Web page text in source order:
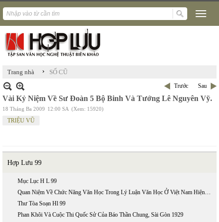
Trang nhà › SỐ CŨ
Trước Sau
Vài Kỷ Niệm Về Sư Đoàn 5 Bộ Binh Và Tướng Lê Nguyên Vỹ.
18 Tháng Ba 2009 12:00 SA (Xem: 15920)
TRIỆU VŨ
Hợp Lưu 99
Mục Lục H L 99
Quan Niệm Về Chức Năng Văn Học Trong Lý Luận Văn Học Ở Việt Nam Hiện Nay
Thư Tòa Soạn Hl 99
Phan Khôi Và Cuộc Thi Quốc Sử Của Báo Thần Chung, Sài Gòn 1929